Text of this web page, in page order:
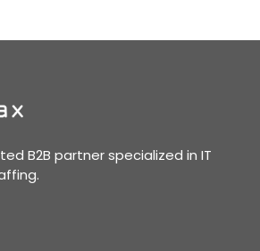
B2B partner specialized in IT